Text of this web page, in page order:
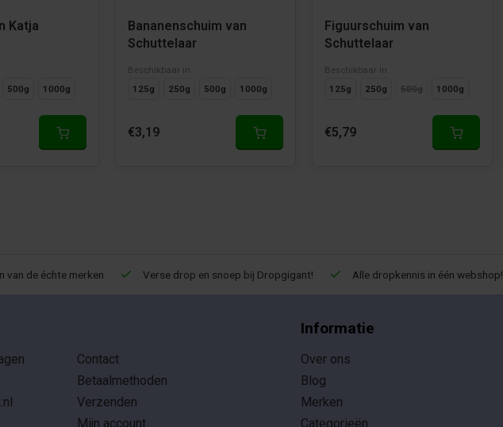
Katja
500g 1000g
Bananenschuim van
Schuttelaar
Beschikbaar in
125g
250g 500g 1000g
€3,19
Figuurschuim van
Schuttelaar
Beschikbaar in
125g
250g 500g 1000g
€5,79
van de échte merken Verse drop en snoep bij Dropgigant! Alle dropkennis in één webshop!
Contact
Betaalmethoden
Verzenden
Mijn account
Informatie
Over ons
Blog
Merken
Categorieën